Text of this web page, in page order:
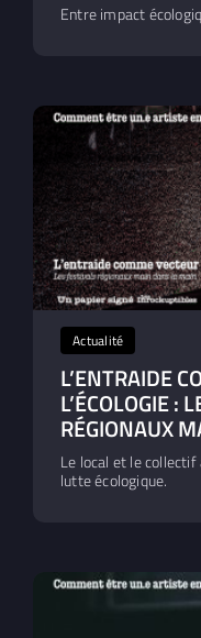
Entre impact
Actualité
L’ENTRAIDE
L’ÉCOLOGIE :
RÉGIONAUX
Le local et le
lutte écologique.